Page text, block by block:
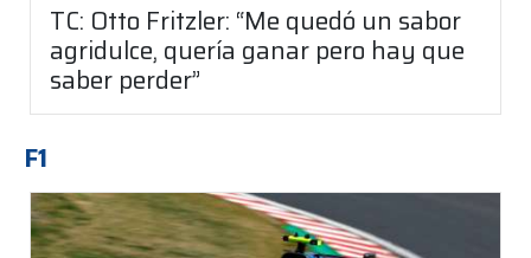
TC: Otto Fritzler: “Me quedó un sabor
agridulce, quería ganar pero hay que
saber perder”
F1